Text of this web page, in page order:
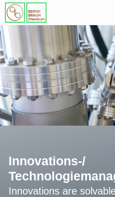
Innovations-/
Innovations are